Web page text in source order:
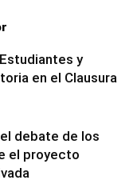
y
en el Clausura
debate de los
el proyecto